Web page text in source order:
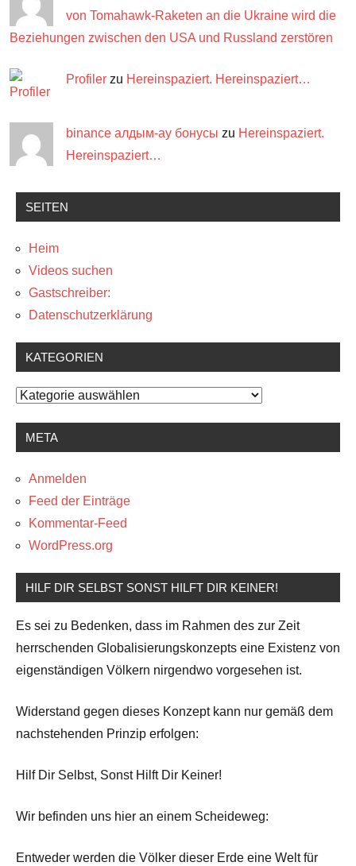
von Tomahawk-Raketen an die Ukraine wird die
Beziehungen zwischen den USA und Russland zerstören
Profiler zu Hereinspaziert. Hereinspaziert…
binance алдым-ау бонусы zu Hereinspaziert.
Hereinspaziert…
SEITEN
Heim
Videos suchen
Gastschreiber:
Datenschutzerklärung
KATEGORIEN
Kategorien
META
Anmelden
Feed der Einträge
Kommentar-Feed
WordPress.org
HILF DIR SELBST SONST HILFT DIR KEINER!
Es sei zu Bedenken, dass im Rahmen des zur Zeit
herrschenden Globalisierungskonzepts eine Existenz von
eigenständigen Völkern nirgendwo vorgesehen ist.
Widerstand gegen dieses Konzept kann nur gemäß dem
nachstehenden Prinzip erfolgen:
Hilf Dir Selbst, Sonst Hilft Dir Keiner!
Wir befinden uns hier an einem Scheideweg:
Entweder werden die Völker dieser Erde eine Welt für